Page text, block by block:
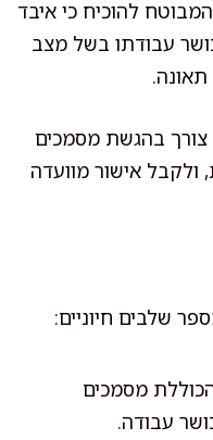
להוכיח כי איבד
עבודתו בשל מצב
צורך בהגשת מסמכים
ולקבל אישור מוועדה
שלבים חיוניים:
מסמכים
עבודה.